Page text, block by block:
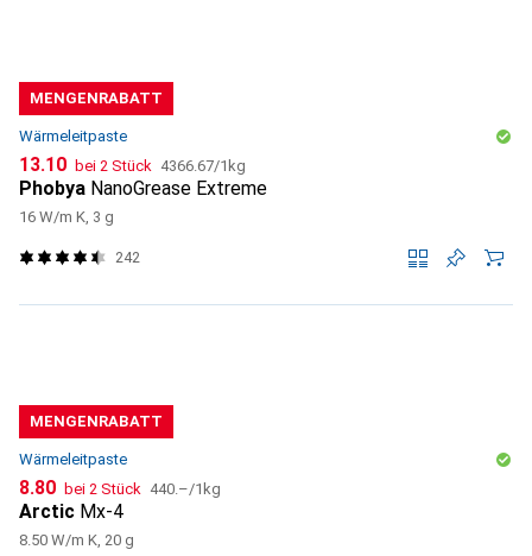
MENGENRABATT
Wärmeleitpaste
CHF
13.10 bei 2 Stück CHF
4366.67/1kg
Phobya NanoGrease Extreme
16 W/m K, 3 g
242
MENGENRABATT
Wärmeleitpaste
CHF
8.80 bei 2 Stück CHF
440.–/1kg
Arctic Mx-4
8.50 W/m K, 20 g